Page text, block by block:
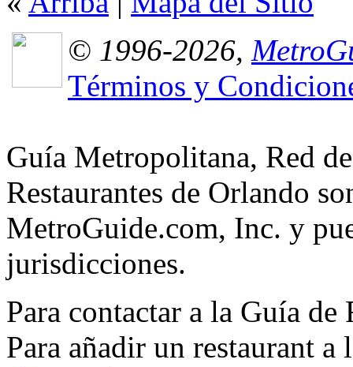
© 1996-2026,
Términos y
Guía Metropolitana, Red
Restaurantes de Orlando
MetroGuide.com, Inc. y
jurisdicciones.
Para contactar a la Guía de
Para añadir un restaurant